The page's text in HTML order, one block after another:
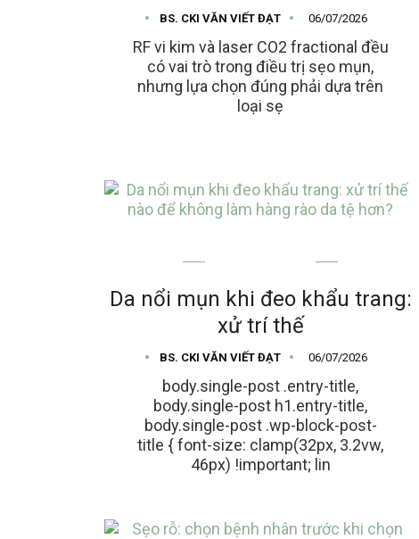
BS. CKI VĂN VIẾT ĐẠT 06/07/2026
RF vi kim và laser CO2 fractional đều
có vai trò trong điều trị sẹo mụn,
nhưng lựa chọn đúng phải dựa trên
loại sẹ
Da nổi mụn khi đeo khẩu trang:
xử trí thế
BS. CKI VĂN VIẾT ĐẠT 06/07/2026
body.single-post .entry-title,
body.single-post h1.entry-title,
body.single-post .wp-block-post-
title { font-size: clamp(32px, 3.2vw,
46px) !important; lin